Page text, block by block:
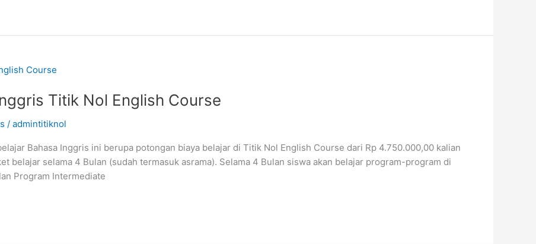
Titik Nol English Course
/ admintitiknol
Bahasa Inggris ini berupa potongan biaya belajar di Titik Nol English Course dari Rp 4.750.000,00 kalian
belajar selama 4 Bulan (sudah termasuk asrama). Selama 4 Bulan siswa akan belajar program-program di
Program Intermediate